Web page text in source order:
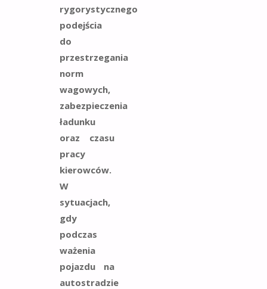
rygorystycznego
podejścia
do
przestrzegania
norm
wagowych,
zabezpieczenia
ładunku
oraz czasu
pracy
kierowców.
W
sytuacjach,
gdy
podczas
ważenia
pojazdu na
autostradzie